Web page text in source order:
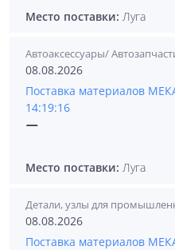
Место поставки: Луга
Автоаксессуары/
08.08.2026
Поставка материалов
14:19:16
—
Место поставки: Луга
Детали, узлы для
08.08.2026
Поставка материалов